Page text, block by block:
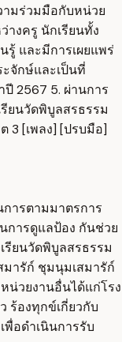
ามร่วมมือกับหน่วย
างครู นักเรียนทั้ง
รู้ และมีการเผยแพร่
จักษ์และเป็นที่
2567 5. ผ่านการ
ยนวัดพิบูลสรธรรม
3 [เพลง] [ปรบมือ]
ารตามมาตรการ
การดูแลป้อง กันช่วย
รียนวัดพิบูลสรธรรม
มารัก์ ชุมนุมเสมารัก์
น่วยงานอื่นได้แก่โรง
ร้องทุกข์เกี่ยวกับ
อดำเนินการรับ